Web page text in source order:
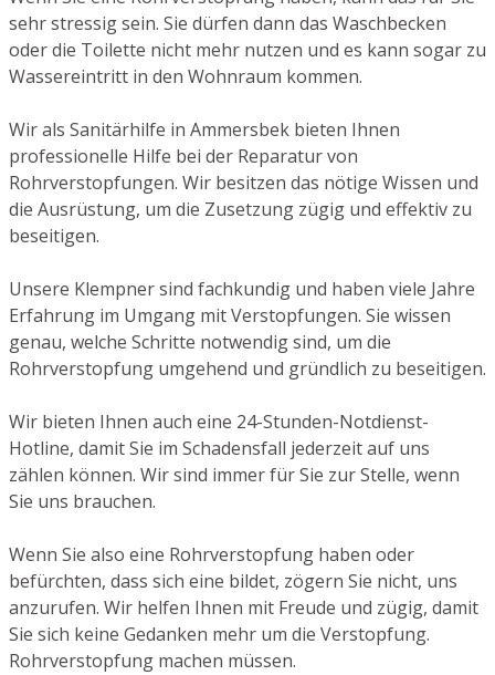
sehr stressig sein. Sie dürfen dann das Waschbecken
oder die Toilette nicht mehr nutzen und es kann sogar zu
Wassereintritt in den Wohnraum kommen.
Wir als Sanitärhilfe in Ammersbek bieten Ihnen
professionelle Hilfe bei der Reparatur von
Rohrverstopfungen. Wir besitzen das nötige Wissen und
die Ausrüstung, um die Zusetzung zügig und effektiv zu
beseitigen.
Unsere Klempner sind fachkundig und haben viele Jahre
Erfahrung im Umgang mit Verstopfungen. Sie wissen
genau, welche Schritte notwendig sind, um die
Rohrverstopfung umgehend und gründlich zu beseitigen.
Wir bieten Ihnen auch eine 24-Stunden-Notdienst-
Hotline, damit Sie im Schadensfall jederzeit auf uns
zählen können. Wir sind immer für Sie zur Stelle, wenn
Sie uns brauchen.
Wenn Sie also eine Rohrverstopfung haben oder
befürchten, dass sich eine bildet, zögern Sie nicht, uns
anzurufen. Wir helfen Ihnen mit Freude und zügig, damit
Sie sich keine Gedanken mehr um die Verstopfung.
Rohrverstopfung machen müssen.